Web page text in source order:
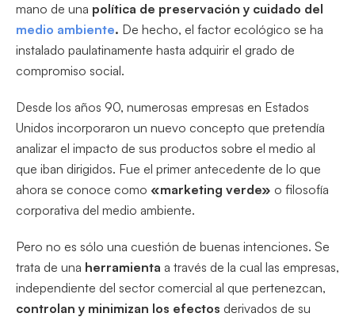
mano de una política de preservación y cuidado del
medio ambiente. De hecho, el factor ecológico se ha
instalado paulatinamente hasta adquirir el grado de
compromiso social.
Desde los años 90, numerosas empresas en Estados
Unidos incorporaron un nuevo concepto que pretendía
analizar el impacto de sus productos sobre el medio al
que iban dirigidos. Fue el primer antecedente de lo que
ahora se conoce como «marketing verde» o filosofía
corporativa del medio ambiente.
Pero no es sólo una cuestión de buenas intenciones. Se
trata de una herramienta a través de la cual las empresas,
independiente del sector comercial al que pertenezcan,
controlan y minimizan los efectos derivados de su